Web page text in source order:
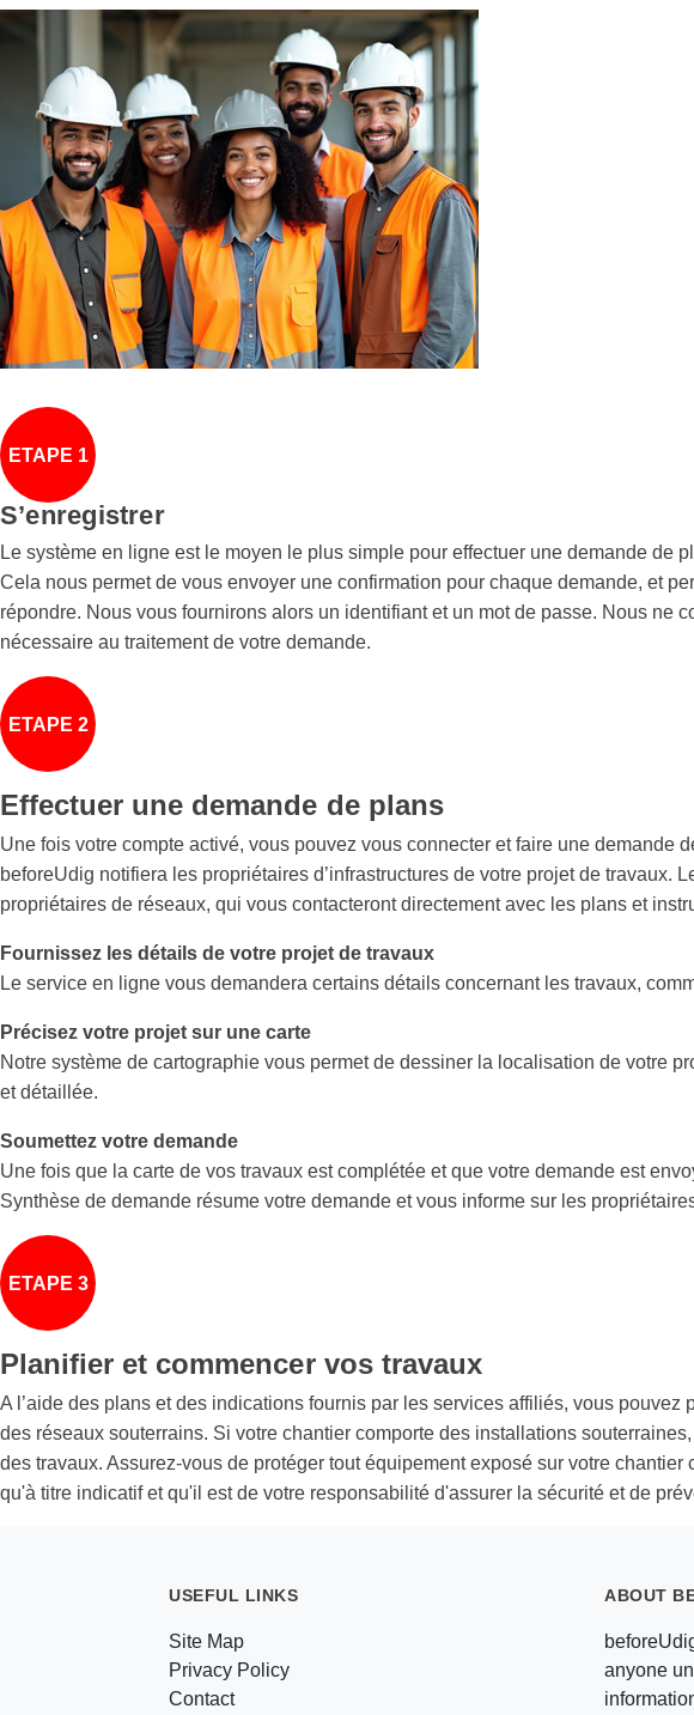
ETAPE 1
S’enregistrer
Le système en ligne est le moyen le plus simple pour effectuer une demande de
Cela nous permet de vous envoyer une confirmation pour chaque demande, et
répondre. Nous vous fournirons alors un identifiant et un mot de passe. Nous ne
nécessaire au traitement de votre demande.
ETAPE 2
Effectuer une demande de plans
Une fois votre compte activé, vous pouvez vous connecter et faire une
beforeUdig notifiera les propriétaires d’infrastructures de votre projet de
propriétaires de réseaux, qui vous contacteront directement avec les plans et
Fournissez les détails de votre projet de travaux
Le service en ligne vous demandera certains détails concernant les travaux,
Précisez votre projet sur une carte
Notre système de cartographie vous permet de dessiner la localisation de votre
et détaillée.
Soumettez votre demande
Une fois que la carte de vos travaux est complétée et que votre demande est
Synthèse de demande résume votre demande et vous informe sur les
ETAPE 3
Planifier et commencer vos travaux
A l’aide des plans et des indications fournis par les services affiliés, vous
des réseaux souterrains. Si votre chantier comporte des installations
des travaux. Assurez-vous de protéger tout équipement exposé sur votre
qu'à titre indicatif et qu'il est de votre responsabilité d'assurer la sécurité et de
USEFUL LINKS
Site Map
Privacy Policy
Contact
ABOUT
anyone